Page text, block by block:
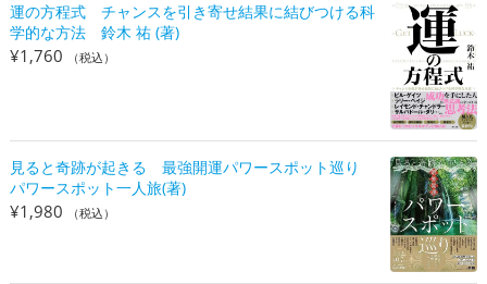
運の方程式 チャンスを引き寄せ結果に結びつける科
学的な方法 鈴木 祐 (著)
¥1,760 （税込）
見ると奇跡が起きる 最強開運パワースポット巡り
パワースポット一人旅(著)
¥1,980 （税込）